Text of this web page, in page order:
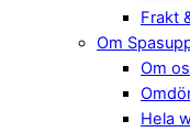
Frakt
Om
Om
Hela